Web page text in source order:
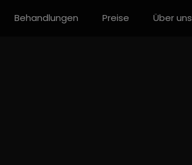
Behandlungen Preise Über uns